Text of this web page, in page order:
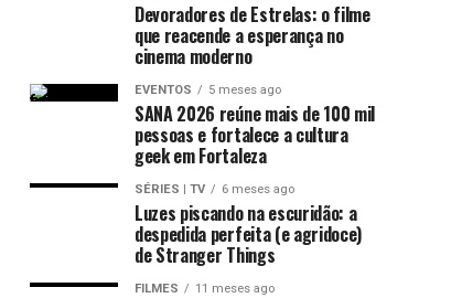
Devoradores de Estrelas: o filme
que reacende a esperança no
cinema moderno
EVENTOS 5 meses ago
SANA 2026 reúne mais de 100 mil
pessoas e fortalece a cultura
geek em Fortaleza
SÉRIES | TV 6 meses ago
Luzes piscando na escuridão: a
despedida perfeita (e agridoce)
de Stranger Things
FILMES 11 meses ago